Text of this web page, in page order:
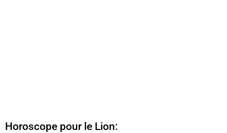
Horoscope pour le Lion: